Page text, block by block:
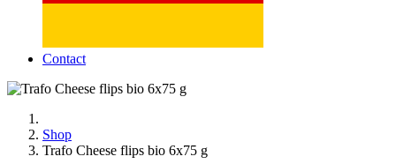
Contact
Shop
Trafo Cheese flips bio 6x75 g